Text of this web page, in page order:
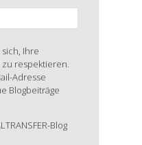
sich, Ihre
respektieren.
Adresse
Blogbeiträge
Blog